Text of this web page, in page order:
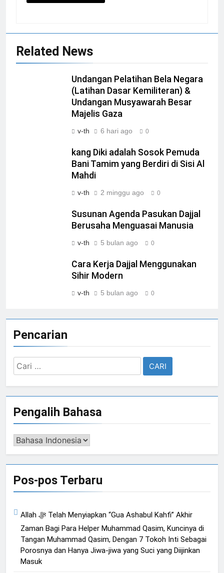
Related News
Undangan Pelatihan Bela Negara
(Latihan Dasar Kemiliteran) &
Undangan Musyawarah Besar
Majelis Gaza
v-th 6 hari ago 0
kang Diki adalah Sosok Pemuda
Bani Tamim yang Berdiri di Sisi Al
Mahdi
v-th 2 minggu ago 0
Susunan Agenda Pasukan Dajjal
Berusaha Menguasai Manusia
v-th 5 bulan ago 0
Cara Kerja Dajjal Menggunakan
Sihir Modern
v-th 5 bulan ago 0
Pencarian
Cari
untuk:
Pengalih Bahasa
Pengalih
Pos-pos Terbaru
Allah ﷻ Telah Menyiapkan “Gua Ashabul Kahfi” Akhir
Zaman Bagi Para Helper Muhammad Qasim, Kuncinya di
Tangan Muhammad Qasim, Dengan 7 Tokoh Inti Sebagai
Porosnya dan Hanya Jiwa-jiwa yang Suci yang Diijinkan
Masuk